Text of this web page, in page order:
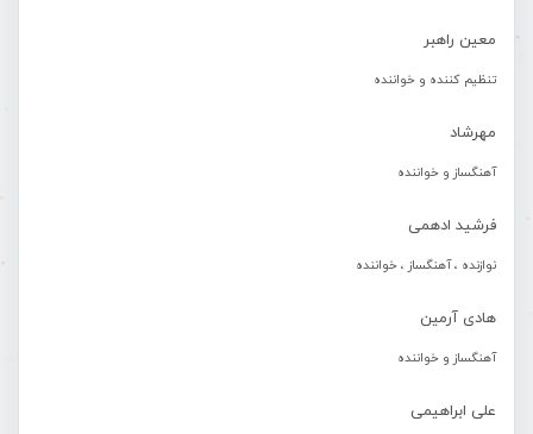
معین راهبر
تنظیم کننده و خواننده
مهرشاد
آهنگساز و خواننده
فرشید ادهمی
نوازنده ، آهنگساز ، خواننده
هادی آرمین
آهنگساز و خواننده
علی ابراهیمی